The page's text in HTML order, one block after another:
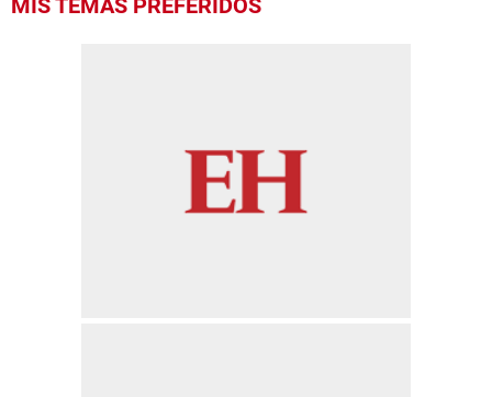
MIS TEMAS PREFERIDOS